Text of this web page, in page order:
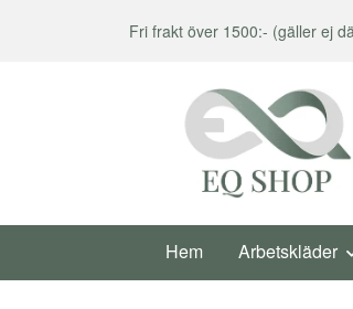
Fri frakt över 1500:- (gäller ej
Hem Arbetskläder